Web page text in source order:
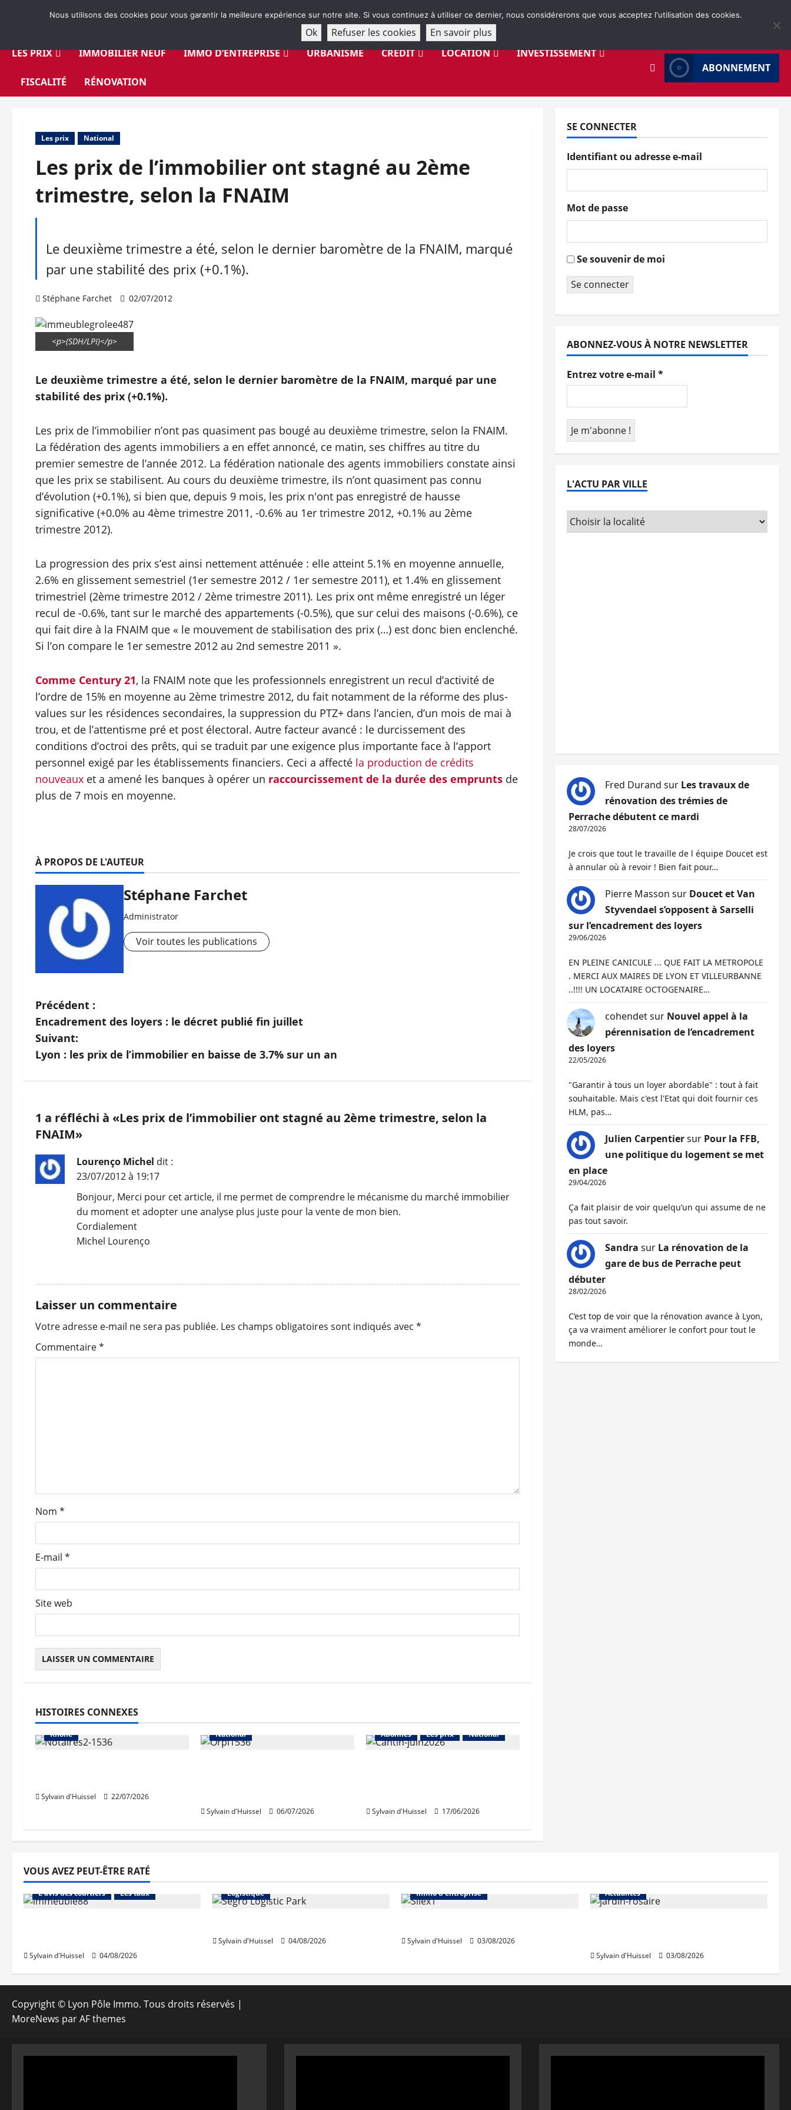
LES PRIX
IMMOBILIER NEUF IMMO D’ENTREPRISE URBANISME CRÉDIT LOCATION INVESTISSEMENT
FISCALITÉ RÉNOVATION
ABONNEMENT
Les prix National
Les prix de l’immobilier ont stagné au 2ème
trimestre, selon la FNAIM
Le deuxième trimestre a été, selon le dernier baromètre de la FNAIM, marqué
par une stabilité des prix (+0.1%).
Stéphane Farchet 02/07/2012
<p>(SDH/LPI)</p>
Le deuxième trimestre a été, selon le dernier baromètre de la FNAIM, marqué par une
stabilité des prix (+0.1%).
Les prix de l’immobilier n’ont pas quasiment pas bougé au deuxième trimestre, selon la FNAIM.
La fédération des agents immobiliers a en effet annoncé, ce matin, ses chiffres au titre du
premier semestre de l’année 2012. La fédération nationale des agents immobiliers constate ainsi
que les prix se stabilisent. Au cours du deuxième trimestre, ils n’ont quasiment pas connu
d’évolution (+0.1%), si bien que, depuis 9 mois, les prix n'ont pas enregistré de hausse
significative (+0.0% au 4ème trimestre 2011, -0.6% au 1er trimestre 2012, +0.1% au 2ème
trimestre 2012).
La progression des prix s’est ainsi nettement atténuée : elle atteint 5.1% en moyenne annuelle,
2.6% en glissement semestriel (1er semestre 2012 / 1er semestre 2011), et 1.4% en glissement
trimestriel (2ème trimestre 2012 / 2ème trimestre 2011). Les prix ont même enregistré un léger
recul de -0.6%, tant sur le marché des appartements (-0.5%), que sur celui des maisons (-0.6%), ce
qui fait dire à la FNAIM que « le mouvement de stabilisation des prix (…) est donc bien enclenché.
Si l’on compare le 1er semestre 2012 au 2nd semestre 2011 ».
Comme Century 21, la FNAIM note que les professionnels enregistrent un recul d’activité de
l’ordre de 15% en moyenne au 2ème trimestre 2012, du fait notamment de la réforme des plus-
values sur les résidences secondaires, la suppression du PTZ+ dans l’ancien, d’un mois de mai à
trou, et de l’attentisme pré et post électoral. Autre facteur avancé : le durcissement des
conditions d’octroi des prêts, qui se traduit par une exigence plus importante face à l’apport
personnel exigé par les établissements financiers. Ceci a affecté la production de crédits
nouveaux et a amené les banques à opérer un raccourcissement de la durée des emprunts de
plus de 7 mois en moyenne.
À PROPOS DE L'AUTEUR
Stéphane Farchet
Administrator
Voir toutes les publications
N
a
v
g
a
t
i
’
a
r
t
Précédent :
Encadrement des loyers : le décret publié fin juillet
Suivant:
Lyon : les prix de l’immobilier en baisse de 3.7% sur un an
1 a réfléchi à «Les prix de l’immobilier ont stagné au 2ème trimestre, selon la
FNAIM»
Lourenço Michel dit :
23/07/2012 à 19:17
Bonjour, Merci pour cet article, il me permet de comprendre le mécanisme du marché immobilier
du moment et adopter une analyse plus juste pour la vente de mon bien.
Cordialement
Michel Lourenço
Laisser un commentaire
Votre adresse e-mail ne sera pas publiée. Les champs obligatoires sont indiqués avec *
Commentaire*
Nom *
E-mail *
Site web
HISTOIRES CONNEXES
Les prix
Métropole de Lyon
Rhône
Sylvain d'Huissel 22/07/2026
National
Sylvain d'Huissel 06/07/2026
Abonnés Les prix National
Sylvain d'Huissel 17/06/2026
SE CONNECTER
Identifiant ou adresse e-mail
Mot de passe
Se souvenir de moi
Se connecter
ABONNEZ-VOUS À NOTRE NEWSLETTER
Entrez votre e-mail *
L'ACTU PAR VILLE
Fred Durand sur Les travaux de
rénovation des trémies de
Perrache débutent ce mardi
28/07/2026
Je crois que tout le travaille de l équipe Doucet est
à annular où à revoir ! Bien fait pour…
Pierre Masson sur Doucet et Van
Styvendael s’opposent à Sarselli
sur l’encadrement des loyers
29/06/2026
EN PLEINE CANICULE ... QUE FAIT LA METROPOLE
. MERCI AUX MAIRES DE LYON ET VILLEURBANNE
..!!!! UN LOCATAIRE OCTOGENAIRE…
cohendetsur Nouvel appel à la
pérennisation de l’encadrement
des loyers
22/05/2026
"Garantir à tous un loyer abordable" : tout à fait
souhaitable. Mais c'est l'Etat qui doit fournir ces
HLM, pas…
Julien Carpentiersur Pour la FFB,
une politique du logement se met
en place
29/04/2026
Ça fait plaisir de voir quelqu’un qui assume de ne
pas tout savoir.
Sandra sur La rénovation de la
gare de bus de Perrache peut
débuter
28/02/2026
C’est top de voir que la rénovation avance à Lyon,
ça va vraiment améliorer le confort pour tout le
monde…
VOUS AVEZ PEUT-ÊTRE RATÉ
Abonnés
Financement
L'avis des courtiers
Les taux
Sylvain d'Huissel 04/08/2026
Logistique
Sylvain d'Huissel 04/08/2026
Immo d'entreprise
Sylvain d'Huissel 03/08/2026
Actualités
Sylvain d'Huissel 03/08/2026
Copyright © Lyon Pôle Immo. Tous droits réservés |
MoreNews par AF themes
Nous utilisons des cookies pour vous garantir la meilleure expérience sur notre site. Si vous continuez à utiliser ce dernier, nous considérerons que vous acceptez l'utilisation des cookies.
Ok Refuser les cookies En savoir plus